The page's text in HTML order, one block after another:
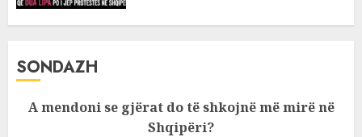
SONDAZH
A mendoni se gjërat do të shkojnë më mirë në
Shqipëri?